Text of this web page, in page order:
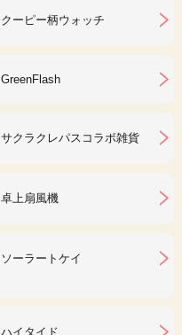
クーピー柄ウォッチ
GreenFlash
サクラクレパスコラボ雑貨
卓上扇風機
ソーラートケイ
ハイタイド